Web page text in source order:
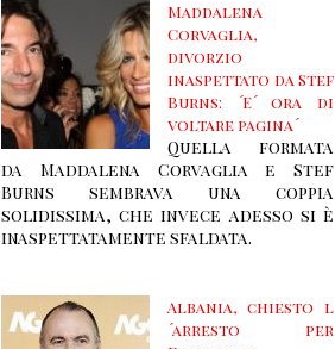
Maddalena
Corvaglia,
divorzio
inaspettato da Stef
Burns: ´E´ ora di
voltare pagina´
Quella formata
da Maddalena Corvaglia e Stef
Burns sembrava una coppia
solidissima, che invece adesso si è
inaspettatamente sfaldata.
Albania, chiesto l
´arresto per